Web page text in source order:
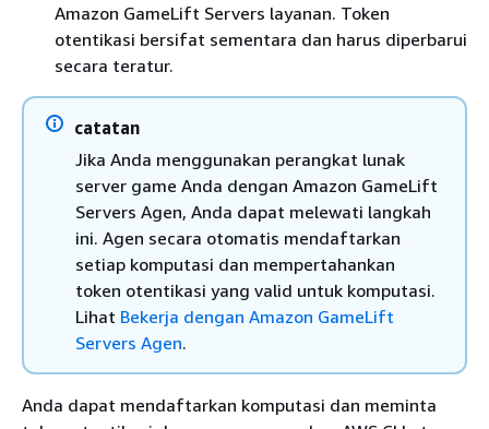
Amazon GameLift Servers layanan. Token
otentikasi bersifat sementara dan harus diperbarui
secara teratur.
catatan
Jika Anda menggunakan perangkat lunak
server game Anda dengan Amazon GameLift
Servers Agen, Anda dapat melewati langkah
ini. Agen secara otomatis mendaftarkan
setiap komputasi dan mempertahankan
token otentikasi yang valid untuk komputasi.
Lihat Bekerja dengan Amazon GameLift
Servers Agen.
Anda dapat mendaftarkan komputasi dan meminta